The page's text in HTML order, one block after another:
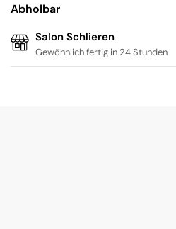
Abholbar
Salon Schlieren
Gewöhnlich fertig in 24 Stunden